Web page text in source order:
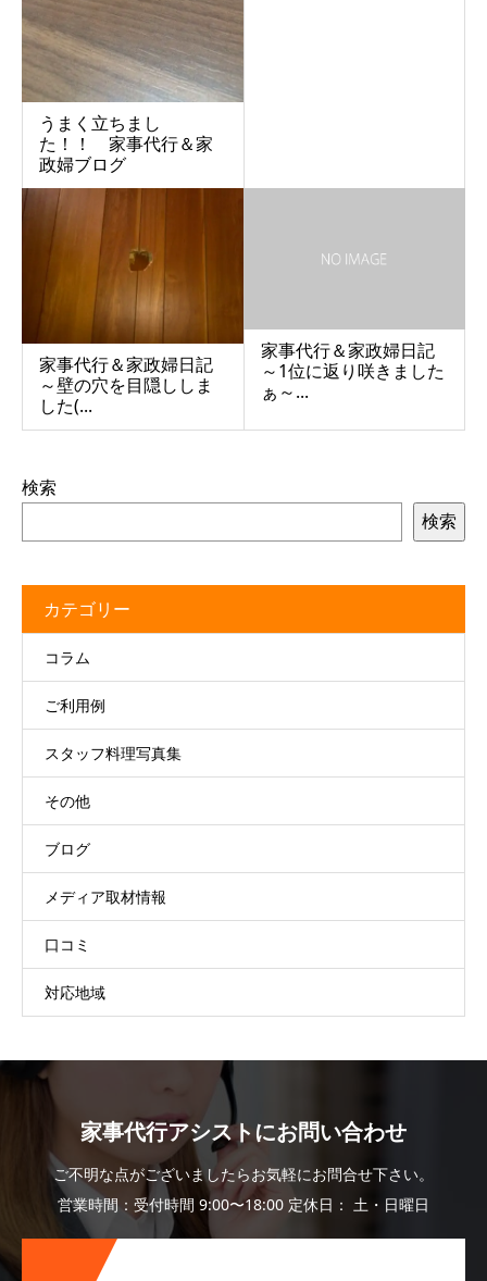
うまく立ちまし
た！！ 家事代行＆家
政婦ブログ
家事代行＆家政婦日記
～壁の穴を目隠ししま
した(...
家事代行＆家政婦日記
～1位に返り咲きました
ぁ～...
検索
検索
カテゴリー
コラム
ご利用例
スタッフ料理写真集
その他
ブログ
メディア取材情報
口コミ
対応地域
家事代行アシストにお問い合わせ
ご不明な点がございましたらお気軽にお問合せ下さい。
営業時間：受付時間 9:00〜18:00 定休日： 土・日曜日